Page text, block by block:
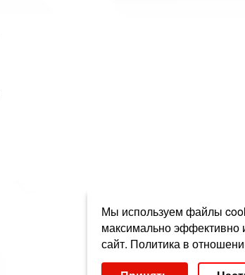
Мы используем файлы
максимально эффективно
сайт. Политика в